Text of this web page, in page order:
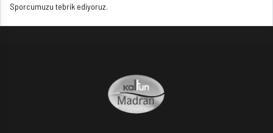
Sporcumuzu tebrik ediyoruz.